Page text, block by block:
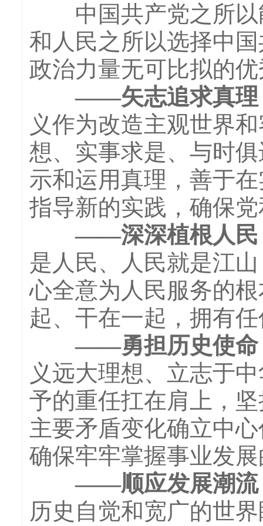
中国共产党之所以
和人民之所以选择中
政治力量无可比拟的
——矢志追求真理，
义作为改造主观世界
想、实事求是、与时
示和运用真理，善于
指导新的实践，确保
——深深植根人民，
是人民、人民就是江
心全意为人民服务的
起、干在一起，拥有
——勇担历史使命，
义远大理想、立志于
予的重任扛在肩上，
主要矛盾变化确立中
确保牢牢掌握事业发
——顺应发展潮流，
历史自觉和宽广的世